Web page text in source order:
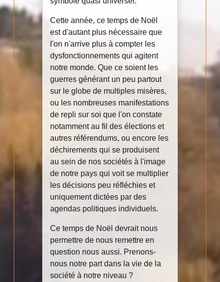
Cette année, ce temps de Noël
est d'autant plus nécessaire que
l'on n'arrive plus à compter les
dysfonctionnements qui agitent
notre monde. Que ce soient les
guerres générant un peu partout
sur le globe de multiples misères,
ou les nombreuses manifestations
de repli sur soi que l'on constate
notamment au fil des élections et
autres référendums, ou encore les
déchirements qui se produisent
au sein de nos sociétés à l'image
de notre pays qui voit se multiplier
les décisions peu réfléchies et
uniquement dictées par des
agendas politiques individuels.
Ce temps de Noël devrait nous
permettre de nous remettre en
question nous aussi. Prenons-
nous notre part dans la vie de la
société à notre niveau ?